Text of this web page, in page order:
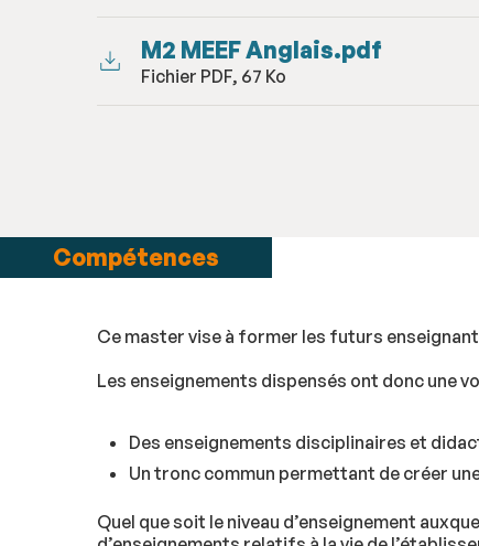
M2 MEEF Anglais.pdf
Fichier PDF, 67 Ko
Compétences
Ce master vise à former les futurs
Les enseignements dispensés ont donc une
Des enseignements disciplinaires et
Un tronc commun permettant de créer
Quel que soit le niveau d’enseignement